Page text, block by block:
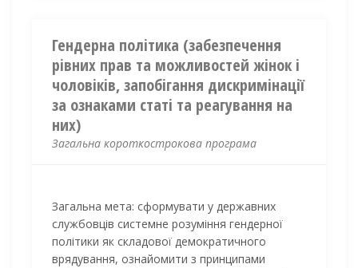
Гендерна політика (забезпечення
рівних прав та можливостей жінок і
чоловіків, запобігання дискримінації
за ознаками статі та реагування на
них)
Загальна короткострокова програма
Загальна мета: сформувати у державних
службовців системне розуміння гендерної
політики як складової демократичного
врядування, ознайомити з принципами